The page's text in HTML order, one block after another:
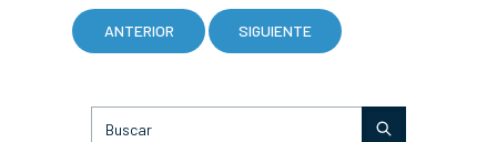
ANTERIOR SIGUIENTE